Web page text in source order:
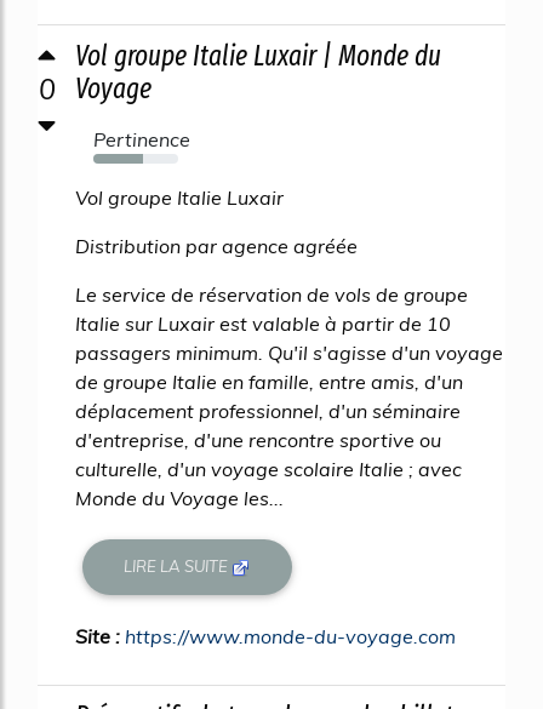
0
Vol groupe Italie Luxair | Monde du
Voyage
Pertinence
58%
Vol groupe Italie Luxair
Distribution par agence agréée
Le service de réservation de vols de groupe
Italie sur Luxair est valable à partir de 10
passagers minimum. Qu'il s'agisse d'un voyage
de groupe Italie en famille, entre amis, d'un
déplacement professionnel, d'un séminaire
d'entreprise, d'une rencontre sportive ou
culturelle, d'un voyage scolaire Italie ; avec
Monde du Voyage les...
LIRE LA SUITE
Site : https://www.monde-du-voyage.com